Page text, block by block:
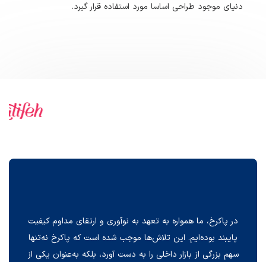
دنیای موجود طراحی اساسا مورد استفاده قرار گیرد.
در پاکرخ، ما همواره به تعهد به نوآوری و ارتقای مداوم کیفیت
پایبند بوده‌ایم. این تلاش‌ها موجب شده است که پاکرخ نه‌تنها
سهم بزرگی از بازار داخلی را به دست آورد، بلکه به‌عنوان یکی از